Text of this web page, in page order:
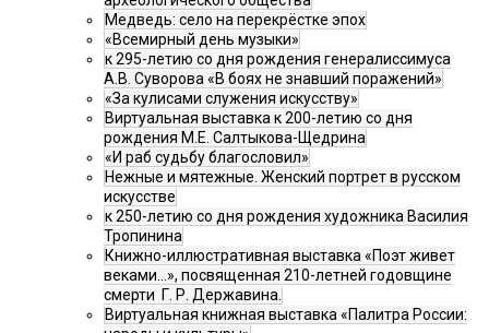
Медведь: село на перекрёстке эпох
«Всемирный день музыки»
к 295-летию со дня рождения генералиссимуса
А.В. Суворова «В боях не знавший поражений»
«За кулисами служения искусству»
Виртуальная выставка к 200-летию со дня
рождения М.Е. Салтыкова-Щедрина
«И раб судьбу благословил»
Нежные и мятежные. Женский портрет в русском
искусстве
к 250-летию со дня рождения художника Василия
Тропинина
Книжно-иллюстративная выставка «Поэт живет
веками…», посвященная 210-летней годовщине
смерти Г. Р. Державина.
Виртуальная книжная выставка «Палитра России: